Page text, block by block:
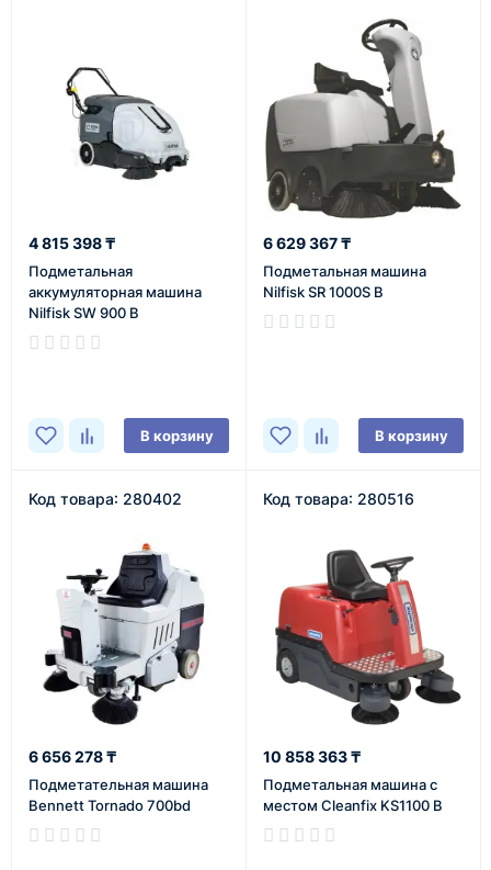
4 815 398 ₸
Подметальная
аккумуляторная машина
Nilfisk SW 900 B
В корзину
6 629 367 ₸
Подметальная машина
Nilfisk SR 1000S B
В корзину
Код товара: 280402
6 656 278 ₸
Подметательная машина
Bennett Tornado 700bd
Код товара: 280516
10 858 363 ₸
Подметальная машина c
местом Cleanfix KS1100 B